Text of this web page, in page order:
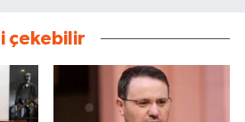
çekebilir